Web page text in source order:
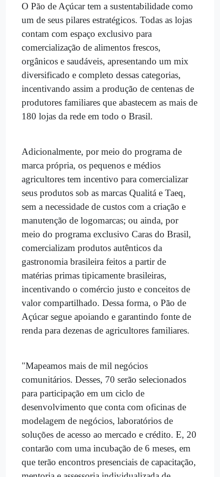
O Pão de Açúcar tem a sustentabilidade como
um de seus pilares estratégicos. Todas as lojas
contam com espaço exclusivo para
comercialização de alimentos frescos,
orgânicos e saudáveis, apresentando um mix
diversificado e completo dessas categorias,
incentivando assim a produção de centenas de
produtores familiares que abastecem as mais de
180 lojas da rede em todo o Brasil.
Adicionalmente, por meio do programa de
marca própria, os pequenos e médios
agricultores tem incentivo para comercializar
seus produtos sob as marcas Qualitá e Taeq,
sem a necessidade de custos com a criação e
manutenção de logomarcas; ou ainda, por
meio do programa exclusivo Caras do Brasil,
comercializam produtos autênticos da
gastronomia brasileira feitos a partir de
matérias primas tipicamente brasileiras,
incentivando o comércio justo e conceitos de
valor compartilhado. Dessa forma, o Pão de
Açúcar segue apoiando e garantindo fonte de
renda para dezenas de agricultores familiares.
"Mapeamos mais de mil negócios
comunitários. Desses, 70 serão selecionados
para participação em um ciclo de
desenvolvimento que conta com oficinas de
modelagem de negócios, laboratórios de
soluções de acesso ao mercado e crédito. E, 20
contarão com uma incubação de 6 meses, em
que terão encontros presenciais de capacitação,